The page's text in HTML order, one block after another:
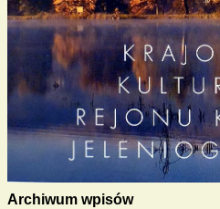
Archiwum wpisów